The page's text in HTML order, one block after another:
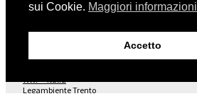
Italia Nostra – Sito Nazionale
WWF – Italia
Legambiente Trento
sui Cookie. Maggiori informazioni
Accetto